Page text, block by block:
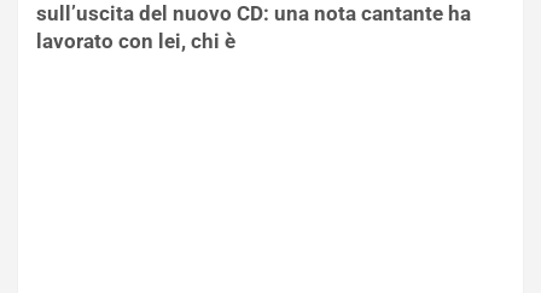
sull’uscita del nuovo CD: una nota cantante ha
lavorato con lei, chi è